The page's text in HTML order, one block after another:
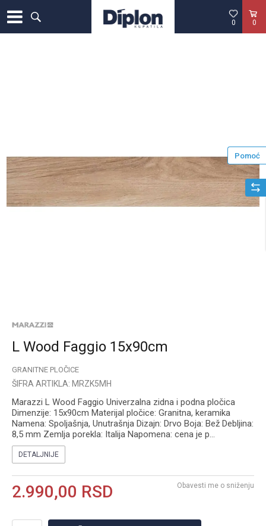
0
0
L Wood Faggio 15x90cm
GRANITNE PLOČICE
ŠIFRA ARTIKLA: MRZK5MH
Marazzi L Wood Faggio Univerzalna zidna i podna pločica
Dimenzije: 15x90cm Materijal pločice: Granitna, keramika
Namena: Spoljašnja, Unutrašnja Dizajn: Drvo Boja: Bež Debljina:
8,5 mm Zemlja porekla: Italija Napomena: cena je p...
DETALJNIJE
2.990,00 RSD Obavesti me o sniženju
Pomoć